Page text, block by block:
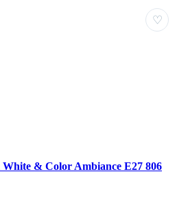
♡
White & Color Ambiance E27 806